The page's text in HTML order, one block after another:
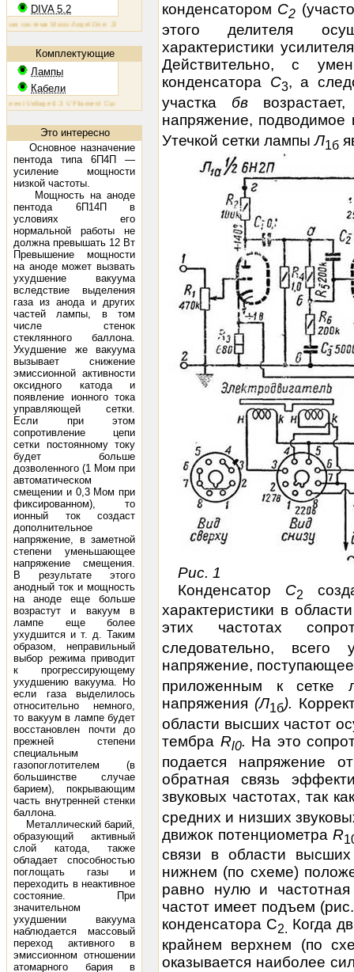
DIVA 5.2
система Music Angel One: 20 - 100 Вт, 38 Гц - 30 кГц, 86 Дб/Вт/м
Комплектующие
Лампы
Кабели
Voltage 6.3 V Filament Current 1.6 A Plate Voltage (max) 800 V Plate Current (max) 230 mA Plate
Это интересно
Основное назначение
пентода типа 6П4П —
усиление мощности
низкой частоты.
Мощность на аноде
пентода 6П14П в
условиях его
нормальной работы не
должна превышать 12 Вт
Превышение мощности
на аноде может вызвать
ухудшение вакуума
вследствие выделения
газа из анода и других
частей лампы, в том
числе стенок
стеклянного баллона.
Ухудшение же вакуума
вызывает снижение
эмиссионной активности
оксидного катода и
появление ионного тока
управляющей сетки.
Если при этом
сопротивление цепи
сетки постоянному току
будет больше
дозволенного (1 Мом при
автоматическом
смещении и 0,3 Мом при
фиксированном), то
ионный ток создаст
дополнительное
напряжение, в заметной
степени уменьшающее
напряжение смещения.
В результате этого
анодный ток и мощность
на аноде еще больше
возрастут и вакуум в
лампе еще более
ухудшится и т. д. Таким
образом, неправильный
выбор режима приводит
к прогрессирующему
ухудшению вакуума. Но
если газа выделилось
относительно немного,
то вакуум в лампе будет
восстановлен почти до
прежней степени
специальным
газопоглотителем (в
большинстве случае
барием), покрывающим
часть внутренней стенки
баллона.
Металлический барий,
образующий активный
слой катода, также
обладает способностью
поглощать газы и
переходить в неактивное
состояние. При
значительном
ухудшении вакуума
наблюдается массовый
переход активного в
эмиссионном отношении
атомарного бария в
конденсатором С2
этого делителя
характеристики
Действительно, с
конденсатора С3, а
участка бв
напряжение, подводимое
Утечкой сетки лампыЛ1б
Рис. 1
Конденсатор С2
характеристики в
этих частотах
следовательно, всего
напряжение, поступающее
приложенным к сетке
напряжения(Л1б).
области высших частот
тембра Rl0. На это
подается напряжение
обратная связь
звуковых частотах, так
средних и низших
движок потенциометраR
связи в области
нижнем (по схеме)
равно нулю и
частот имеет подъем
конденсатора С2. Когда
крайнем верхнем (по
оказывается наиболее